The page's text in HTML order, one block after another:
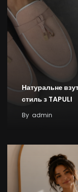
Натуральне
стиль з TAPULI
By admin